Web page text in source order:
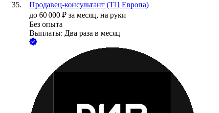
Продавец-консультант (ТЦ Европа)
до 60 000 ₽ за месяц, на руки
Без опыта
Выплаты: Два раза в месяц